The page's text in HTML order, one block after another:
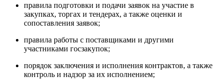
правила подготовки и подачи заявок на участие в
закупках, торгах и тендерах, а также оценки и
сопоставления заявок;
правила работы с поставщиками и другими
участниками госзакупок;
порядок заключения и исполнения контрактов, а также
контроль и надзор за их исполнением;